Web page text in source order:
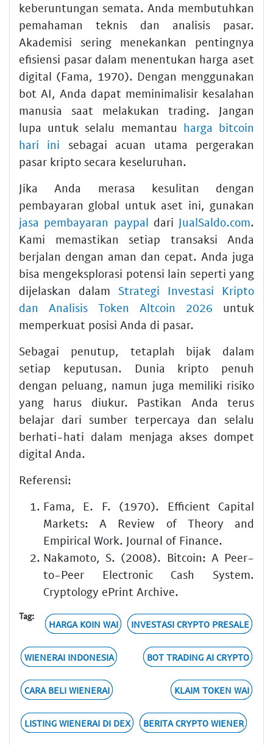
keberuntungan semata. Anda membutuhkan
pemahaman teknis dan analisis pasar.
Akademisi sering menekankan pentingnya
efisiensi pasar dalam menentukan harga aset
digital (Fama, 1970). Dengan menggunakan
bot AI, Anda dapat meminimalisir kesalahan
manusia saat melakukan trading. Jangan
lupa untuk selalu memantau harga bitcoin
hari ini sebagai acuan utama pergerakan
pasar kripto secara keseluruhan.
Jika Anda merasa kesulitan dengan
pembayaran global untuk aset ini, gunakan
jasa pembayaran paypal dari JualSaldo.com.
Kami memastikan setiap transaksi Anda
berjalan dengan aman dan cepat. Anda juga
bisa mengeksplorasi potensi lain seperti yang
dijelaskan dalam Strategi Investasi Kripto
dan Analisis Token Altcoin 2026 untuk
memperkuat posisi Anda di pasar.
Sebagai penutup, tetaplah bijak dalam
setiap keputusan. Dunia kripto penuh
dengan peluang, namun juga memiliki risiko
yang harus diukur. Pastikan Anda terus
belajar dari sumber terpercaya dan selalu
berhati-hati dalam menjaga akses dompet
digital Anda.
Referensi:
Fama, E. F. (1970). Efficient Capital
Markets: A Review of Theory and
Empirical Work. Journal of Finance.
Nakamoto, S. (2008). Bitcoin: A Peer-
to-Peer Electronic Cash System.
Cryptology ePrint Archive.
Tag:
HARGA KOIN WAI INVESTASI CRYPTO PRESALE
WIENERAI INDONESIA BOT TRADING AI CRYPTO
CARA BELI WIENERAI KLAIM TOKEN WAI
LISTING WIENERAI DI DEX BERITA CRYPTO WIENER